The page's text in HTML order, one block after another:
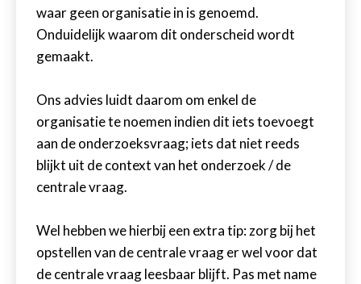
waar geen organisatie in is genoemd.
Onduidelijk waarom dit onderscheid wordt
gemaakt.
Ons advies luidt daarom om enkel de
organisatie te noemen indien dit iets toevoegt
aan de onderzoeksvraag; iets dat niet reeds
blijkt uit de context van het onderzoek / de
centrale vraag.
Wel hebben we hierbij een extra tip: zorg bij het
opstellen van de centrale vraag er wel voor dat
de centrale vraag leesbaar blijft. Pas met name